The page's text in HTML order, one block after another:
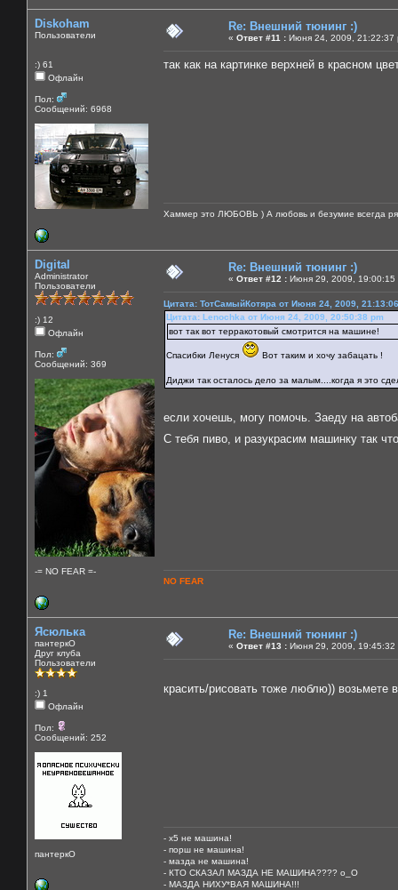
Diskoham
Пользователи
:) 61
Офлайн
Пол:
Сообщений: 6968
Re: Внешний тюнинг :)
« Ответ #11 : Июня 24, 2009, 21:22:37
так как на картинке верхней в красном
Хаммер это ЛЮБОВЬ ) А любовь и безумие всегда
Digital
Administrator
Пользователи
:) 12
Офлайн
Пол:
Сообщений: 369
-= NO FEAR =-
Re: Внешний тюнинг :)
« Ответ #12 : Июня 29, 2009, 19:00:15
Цитата: ТотСамыйКотяра от Июня 24, 2009,
Цитата: Lenochka от Июня 24, 2009, 20:50:38 pm
вот так вот терракотовый смотрится на машине!
Спасибки Ленуся Вот таким и хочу забацать !
Диджи так осталось дело за малым....когда я это
если хочешь, могу помочь. Заеду на
С тебя пиво, и разукрасим машинку так
NO FEAR
Ясюлька
пантеркО
Друг клуба
Пользователи
:) 1
Офлайн
Пол:
Сообщений: 252
пантеркО
Re: Внешний тюнинг :)
« Ответ #13 : Июня 29, 2009, 19:45:32
красить/рисовать тоже люблю))
- х5 не машина!
- порш не машина!
- мазда не машина!
- КТО СКАЗАЛ МАЗДА НЕ МАШИНА???? о_О
- МАЗДА НИХУ*ВАЯ МАШИНА!!!